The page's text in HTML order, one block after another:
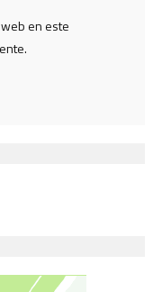
en este